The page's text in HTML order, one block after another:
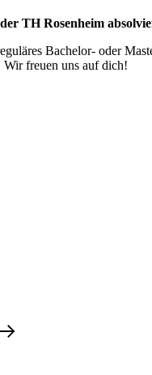
TH Rosenheim
Bachelor- oder
freuen uns auf dich!